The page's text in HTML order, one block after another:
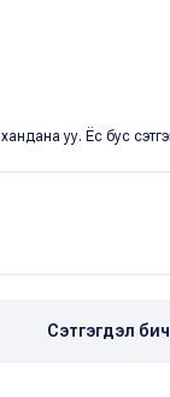
уу. Ёс бус
Сэтгэгдэл